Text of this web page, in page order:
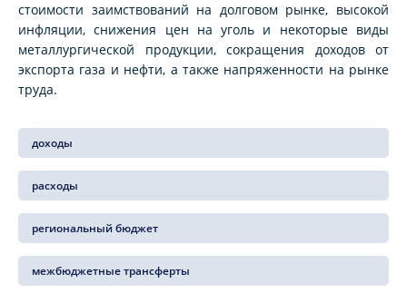
стоимости заимствований на долговом рынке, высокой
инфляции, снижения цен на уголь и некоторые виды
металлургической продукции, сокращения доходов от
экспорта газа и нефти, а также напряженности на рынке
труда.
доходы
расходы
региональный бюджет
межбюджетные трансферты